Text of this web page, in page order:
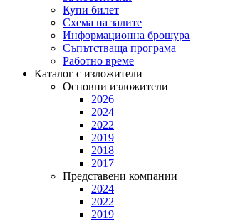
Купи билет
Схема на залите
Информационна брошура
Съпътстваща програма
Работно време
Каталог с изложители
Основни изложители
2026
2024
2022
2019
2018
2017
Представени компании
2024
2022
2019